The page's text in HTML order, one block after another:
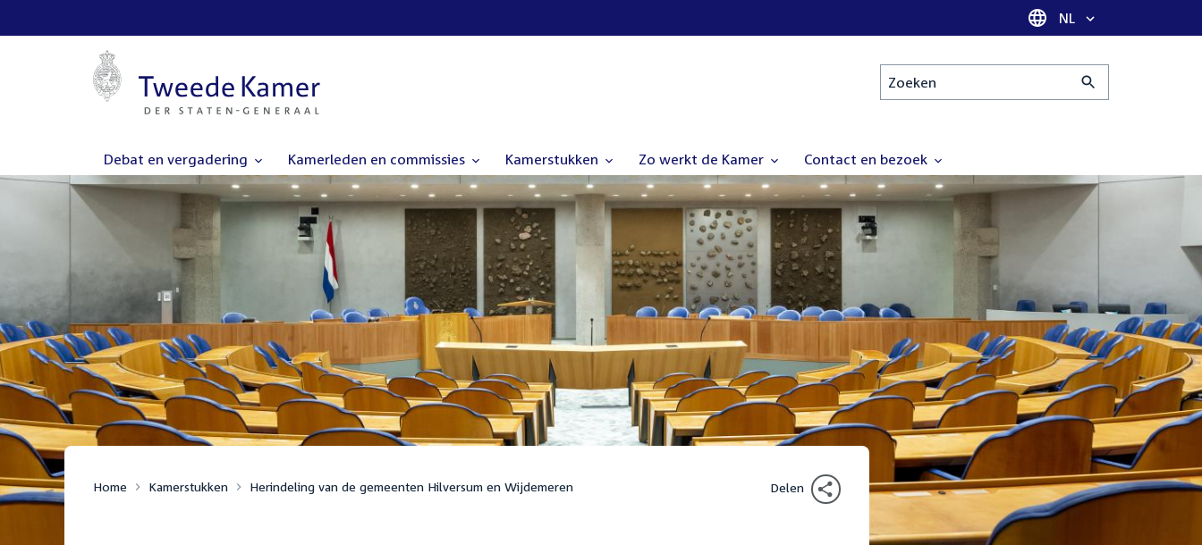
Taal selectie
NL
Zoeken
Debat en vergadering Kamerleden en commissies Kamerstukken Zo werkt de Kamer Contact en bezoek
Home Kamerstukken Herindeling van de gemeenten Hilversum en Wijdemeren Delen